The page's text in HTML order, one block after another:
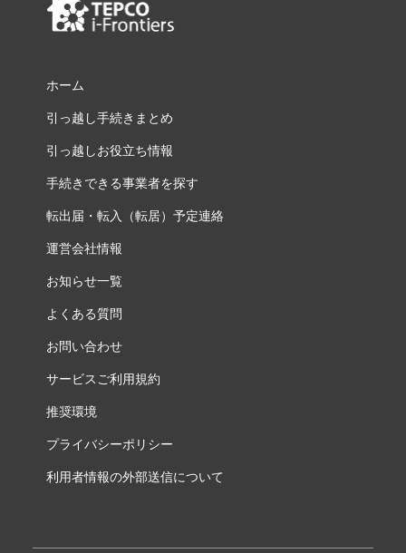
ホーム
引っ越し手続きまとめ
引っ越しお役立ち情報
手続きできる事業者を探す
転出届・転入（転居）予定連絡
運営会社情報
お知らせ一覧
よくある質問
お問い合わせ
サービスご利用規約
推奨環境
プライバシーポリシー
利用者情報の外部送信について